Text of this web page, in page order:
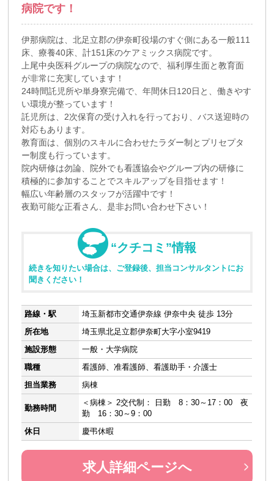
病院です！
伊那病院は、北足立郡の伊奈町役場のすぐ側にある一般111
床、療養40床、計151床のケアミックス病院です。
上尾中央医科グループの病院なので、福利厚生面と教育面
が非常に充実しています！
24時間託児所や単身寮完備で、年間休日120日と、働きやす
い環境が整っています！
託児所は、2次保育の受け入れを行っており、バス送迎時の
対応もあります。
教育面は、個別のスキルに合わせたラダー制とプリセプタ
ー制度も行っています。
院内研修は勿論、院外でも看護協会やグループ内の研修に
積極的に参加することでスキルアップを目指せます！
幅広い年齢層のスタッフが活躍中です！
夜勤可能な正看さん、是非お問い合わせ下さい！
“クチコミ”情報
続きを知りたい場合は、ご登録後、担当コンサルタントにお
聞きください！
路線・駅
埼玉新都市交通伊奈線 伊奈中央 徒歩 13分
所在地
埼玉県北足立郡伊奈町大字小室9419
施設形態
一般・大学病院
職種
看護師、准看護師、看護助手・介護士
担当業務
病棟
勤務時間
＜病棟＞ 2交代制： 日勤 8：30～17：00 夜
勤 16：30～9：00
休日
慶弔休暇
求人詳細ページへ